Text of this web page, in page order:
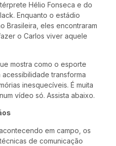
Hélio Fonseca e do
Enquanto o estádio
Brasileira, eles encontraram
o Carlos viver aquele
mostra como o esporte
transforma
inesquecíveis. É muita
vídeo só. Assista abaixo.
em campo, os
de comunicação